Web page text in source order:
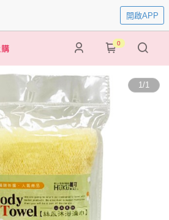
開啟APP
0
1/1